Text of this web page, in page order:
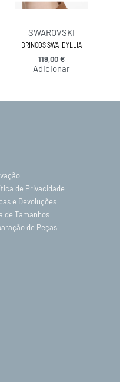
SWAROVSKI
BRINCOS SWA IDYLLIA
119,00€
Adicionar
de Privacidade
e Devoluções
de Tamanhos
de Peças